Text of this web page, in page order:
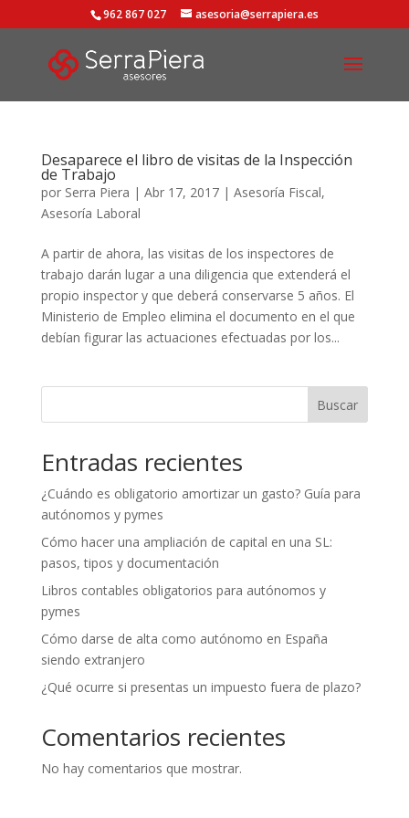
962 867 027 asesoria@serrapiera.es
Desaparece el libro de visitas de la Inspección
de Trabajo
por Serra Piera | Abr 17, 2017| Asesoría Fiscal,
Asesoría Laboral
A partir de ahora, las visitas de los inspectores de
trabajo darán lugar a una diligencia que extenderá el
propio inspector y que deberá conservarse 5 años. El
Ministerio de Empleo elimina el documento en el que
debían figurar las actuaciones efectuadas por los...
Buscar
Entradas recientes
¿Cuándo es obligatorio amortizar un gasto? Guía para
autónomos y pymes
Cómo hacer una ampliación de capital en una SL:
pasos, tipos y documentación
Libros contables obligatorios para autónomos y
pymes
Cómo darse de alta como autónomo en España
siendo extranjero
¿Qué ocurre si presentas un impuesto fuera de plazo?
Comentarios recientes
No hay comentarios que mostrar.